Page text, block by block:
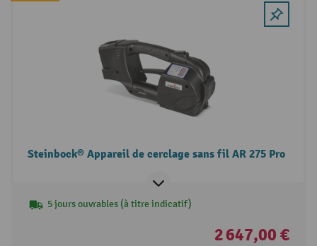
Steinbock® Appareil de cerclage sans fil AR 275 Pro
5 jours ouvrables (à titre indicatif)
2 647,00 €